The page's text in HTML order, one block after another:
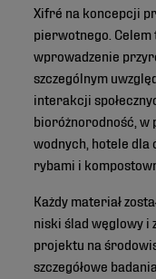
Xifré na koncepcji
pierwotnego.
wprowadzenie
szczególnym
interakcji
bioróżnorodność,
wodnych, hotele dla
rybami i
Każdy materiał
niski ślad węglowy i
projektu na
szczegółowe